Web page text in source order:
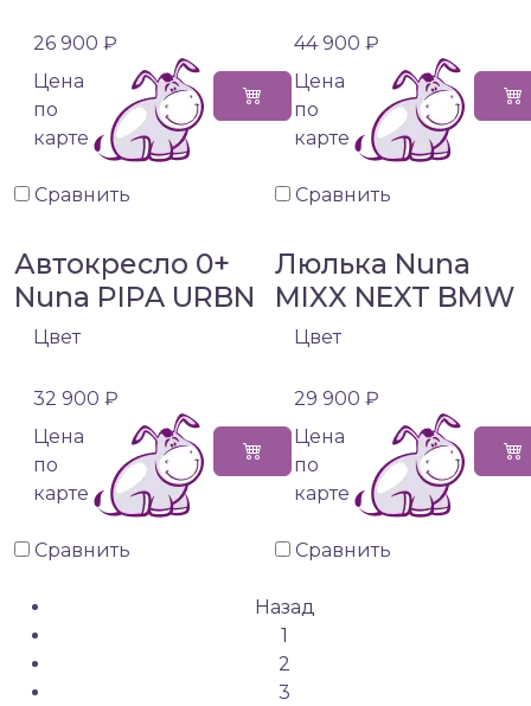
26 900 ₽
Цена
по
карте
Сравнить
44 900 ₽
Цена
по
карте
Сравнить
Автокресло 0+
Nuna PIPA URBN
Цвет
32 900 ₽
Цена
по
карте
Сравнить
Люлька Nuna
MIXX NEXT BMW
Цвет
29 900 ₽
Цена
по
карте
Сравнить
Назад
1
2
3